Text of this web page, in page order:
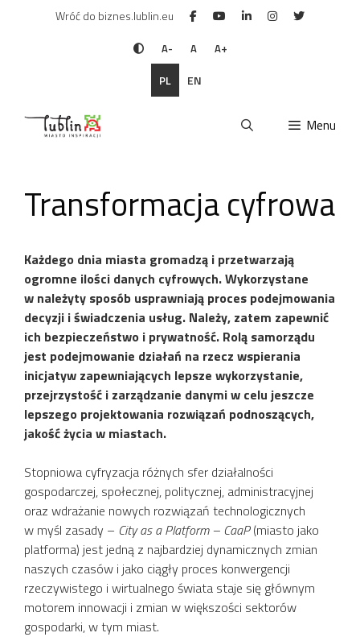
Wróć do biznes.lublin.eu
A- A A+
PL EN
Menu
Transformacja cyfrowa
Każdego dnia miasta gromadzą i przetwarzają
ogromne ilości danych cyfrowych. Wykorzystane
w należyty sposób usprawniają proces podejmowania
decyzji i świadczenia usług. Należy, zatem zapewnić
ich bezpieczeństwo i prywatność. Rolą samorządu
jest podejmowanie działań na rzecz wspierania
inicjatyw zapewniających lepsze wykorzystanie,
przejrzystość i zarządzanie danymi w celu jeszcze
lepszego projektowania rozwiązań podnoszących,
jakość życia w miastach.
Stopniowa cyfryzacja różnych sfer działalności
gospodarczej, społecznej, politycznej, administracyjnej
oraz wdrażanie nowych rozwiązań technologicznych
w myśl zasady – City as a Platform – CaaP(miasto jako
platforma) jest jedną z najbardziej dynamicznych zmian
naszych czasów i jako ciągły proces konwergencji
rzeczywistego i wirtualnego świata staje się głównym
motorem innowacji i zmian w większości sektorów
gospodarki, w tym miast.